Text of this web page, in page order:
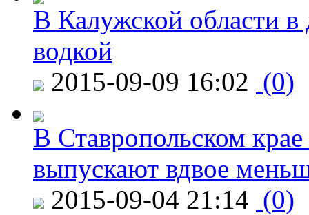
В Калужской области в
водкой
2015-09-09 16:02 (0)
В Ставропольском
выпускают вдвое
2015-09-04 21:14 (0)